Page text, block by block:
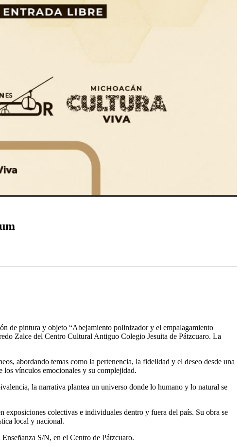
de pintura y objeto “Abejamiento polinizador y el empalagamiento
Zalce del Centro Cultural Antiguo Colegio Jesuita de Pátzcuaro. La
abordando temas como la pertenencia, la fidelidad y el deseo desde una
vínculos emocionales y su complejidad.
la narrativa plantea un universo donde lo humano y lo natural se
colectivas e individuales dentro y fuera del país. Su obra se
local y nacional.
S/N, en el Centro de Pátzcuaro.